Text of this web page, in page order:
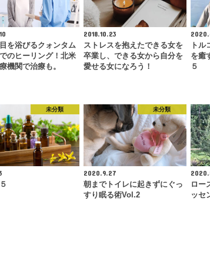
を浴びるクォンタム
のヒーリング！北米
機関で治療も。
2018.10.23
ストレスを抱えたできる女を
卒業し、できる女から自分を
愛せる女になろう！
ト
を癒
５
未分類 未分類
2020.9.27
朝までトイレに起きずにぐっ
すり眠る術Vol.2
ロー
ッセ